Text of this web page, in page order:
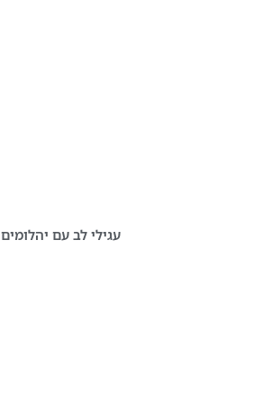
עגילי לב עם יהלומים